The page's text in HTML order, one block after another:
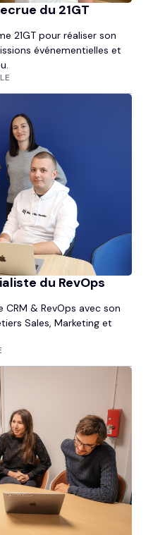
du 21GT
21GT pour réaliser son
événementielles et
du RevOps
& RevOps avec son
Sales, Marketing et